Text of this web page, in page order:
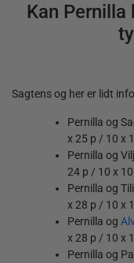
Kan
Sagtens og her er lidt
Pernilla og
x 25 p / 10 x
Pernilla og
24 p / 10 x
Pernilla og
x 28 p / 10 x
Pernilla og
x 28 p / 10 x
Pernilla og